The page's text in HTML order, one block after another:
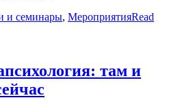
и семинары, МероприятияRead
там и